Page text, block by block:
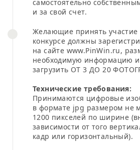
самостоятельно
и за свой счет.
Желающие принять участие
конкурсе должны
на сайте www.PinWin.ru,
необходимую информацию и
загрузить ОТ 3 ДО 20
Технические требования:
Принимаются цифровые
в формате jpg размером не
1200 пикселей по ширине
зависимости от того
кадр или горизонтальный).